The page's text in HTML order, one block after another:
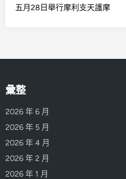
五月28日舉行摩利支天護摩
彙整
2026 年 6 月
2026 年 5 月
2026 年 4 月
2026 年 2 月
2026 年 1 月